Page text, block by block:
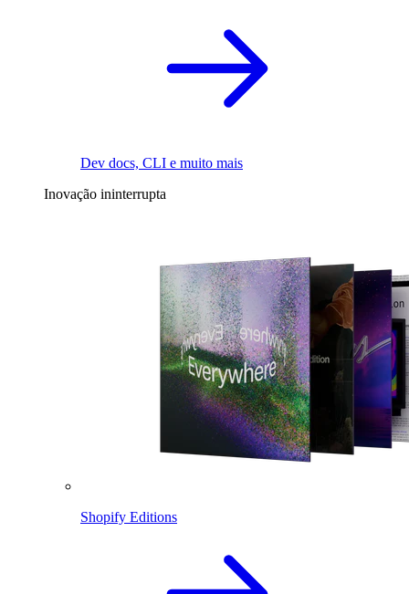
Dev docs, CLI e muito mais
Inovação ininterrupta
Shopify Editions